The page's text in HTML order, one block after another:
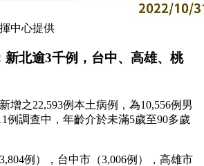
中心提供
新北逾3千例，台中、高雄、桃
增之22,593例本土病例，為10,556例男
例調查中，年齡介於未滿5歲至90多歲
例），台中市（3,006例），高雄市